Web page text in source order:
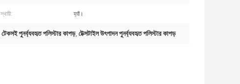
স্থায়ী: হ্যাঁ।
টেকসই পুনর্ব্যবহৃত পলিস্টার কাপড়, টেক্সটাইল উৎপাদন পুনর্ব্যবহৃত পলিস্টার কাপড়